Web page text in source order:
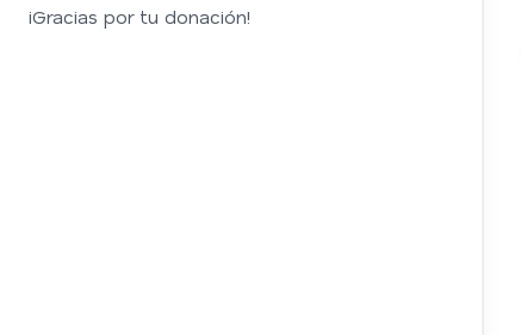
¡Gracias por tu donación!